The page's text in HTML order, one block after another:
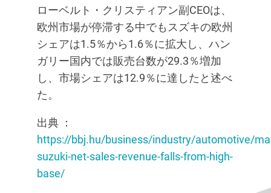
ローベルト・クリスティアン副CEOは、
欧州市場が停滞する中でもスズキの欧州
シェアは1.5％から1.6％に拡大し、ハン
ガリー国内では販売台数が29.3％増加
し、市場シェアは12.9％に達したと述べ
た。
出典 ：
https://bbj.hu/business/industry/automotive/
suzuki-net-sales-revenue-falls-from-high-
base/